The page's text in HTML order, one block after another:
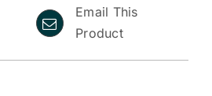
Email This
Product